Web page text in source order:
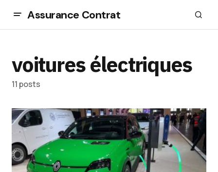
Assurance Contrat
voitures électriques
11 posts